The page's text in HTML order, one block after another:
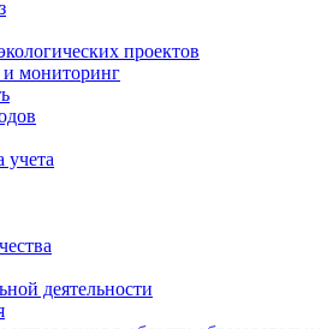
проектов
и мониторинг
учета
деятельности